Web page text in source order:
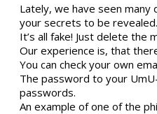
Lately, we have seen many
your secrets to be revealed.
It’s all fake! Just delete the
Our experience is, that
You can check your own
The password to your
passwords.
An example of one of the